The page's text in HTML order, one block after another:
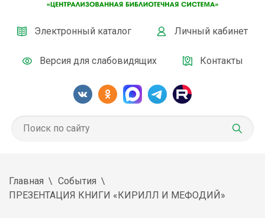
Электронный каталог Личный кабинет
Версия для слабовидящих Контакты
Главная
События
ПРЕЗЕНТАЦИЯ КНИГИ «КИРИЛЛ И МЕФОДИЙ»